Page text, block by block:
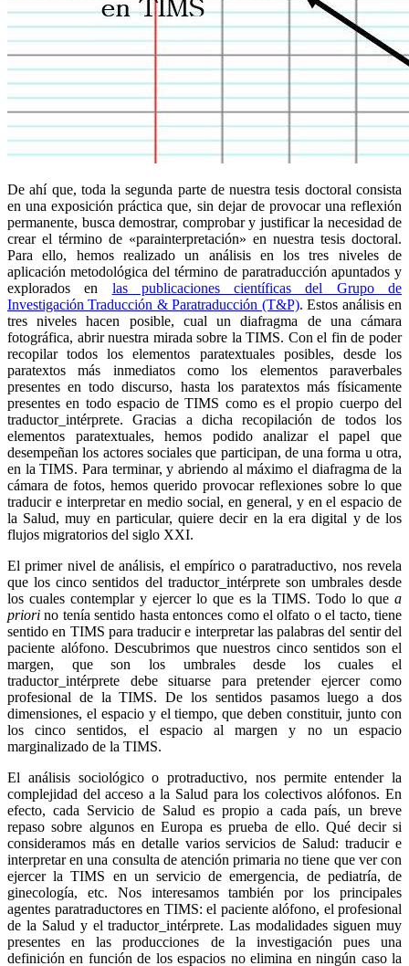
De ahí que, toda la segunda parte de nuestra tesis doctoral consista
en una exposición práctica que, sin dejar de provocar una reflexión
permanente, busca demostrar, comprobar y justificar la necesidad de
crear el término de «parainterpretación» en nuestra tesis doctoral.
Para ello, hemos realizado un análisis en los tres niveles de
aplicación metodológica del término de paratraducción apuntados y
explorados en las publicaciones científicas del Grupo de
Investigación Traducción & Paratraducción (T&P). Estos análisis en
tres niveles hacen posible, cual un diafragma de una cámara
fotográfica, abrir nuestra mirada sobre la TIMS. Con el fin de poder
recopilar todos los elementos paratextuales posibles, desde los
paratextos más inmediatos como los elementos paraverbales
presentes en todo discurso, hasta los paratextos más físicamente
presentes en todo espacio de TIMS como es el propio cuerpo del
traductor_intérprete. Gracias a dicha recopilación de todos los
elementos paratextuales, hemos podido analizar el papel que
desempeñan los actores sociales que participan, de una forma u otra,
en la TIMS. Para terminar, y abriendo al máximo el diafragma de la
cámara de fotos, hemos querido provocar reflexiones sobre lo que
traducir e interpretar en medio social, en general, y en el espacio de
la Salud, muy en particular, quiere decir en la era digital y de los
flujos migratorios del siglo XXI.
El primer nivel de análisis, el empírico o paratraductivo, nos revela
que los cinco sentidos del traductor_intérprete son umbrales desde
los cuales contemplar y ejercer lo que es la TIMS. Todo lo que a
priorino tenía sentido hasta entonces como el olfato o el tacto, tiene
sentido en TIMS para traducir e interpretar las palabras del sentir del
paciente alófono. Descubrimos que nuestros cinco sentidos son el
margen, que son los umbrales desde los cuales el
traductor_intérprete debe situarse para pretender ejercer como
profesional de la TIMS. De los sentidos pasamos luego a dos
dimensiones, el espacio y el tiempo, que deben constituir, junto con
los cinco sentidos, el espacio al margen y no un espacio
marginalizado de la TIMS.
El análisis sociológico o protraductivo, nos permite entender la
complejidad del acceso a la Salud para los colectivos alófonos. En
efecto, cada Servicio de Salud es propio a cada país, un breve
repaso sobre algunos en Europa es prueba de ello. Qué decir si
consideramos más en detalle varios servicios de Salud: traducir e
interpretar en una consulta de atención primaria no tiene que ver con
ejercer la TIMS en un servicio de emergencia, de pediatría, de
ginecología, etc. Nos interesamos también por los principales
agentes paratraductores en TIMS: el paciente alófono, el profesional
de la Salud y el traductor_intérprete. Las modalidades siguen muy
presentes en las producciones de la investigación pues una
definición en función de los espacios no elimina en ningún caso la